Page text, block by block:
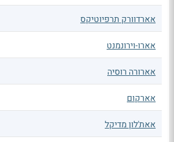
אארדוורק תרפיוטיקס
אארו-וירונמנט
אארורה רוסיה
אארקום
אאת'לון מדיקל